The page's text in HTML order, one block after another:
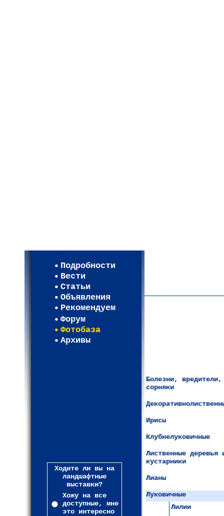
Подробности
Вести
Статьи
Объявления
Рекомендуем
Форум
Фотобаза
Архивы
Ходите ли вы на
ландшафтные
выставки?
Хожу на все
доступные, мне
это интересно
Болезни, вредители,
сорняки
Ирисы
Клубнелуковичные
Лиственные деревья
кустарники
Лианы
Луковичные
Лилии